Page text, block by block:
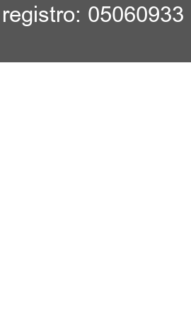
05060933